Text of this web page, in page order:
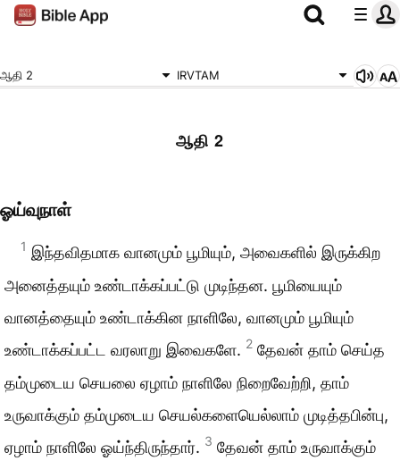
ஆதி 2 IRVTAM
ஆதி 2
ஓய்வுநாள்
1 இந்தவிதமாக வானமும் பூமியும், அவைகளில் இருக்கிற
அனைத்தயும் உண்டாக்கப்பட்டு முடிந்தன. பூமியையும்
வானத்தையும் உண்டாக்கின நாளிலே, வானமும் பூமியும்
உண்டாக்கப்பட்ட வரலாறு இவைகளே. 2 தேவன் தாம் செய்த
தம்முடைய செயலை ஏழாம் நாளிலே நிறைவேற்றி, தாம்
உருவாக்கும் தம்முடைய செயல்களையெல்லாம் முடித்தபின்பு,
ஏழாம் நாளிலே ஓய்ந்திருந்தார். 3 தேவன் தாம் உருவாக்கும்